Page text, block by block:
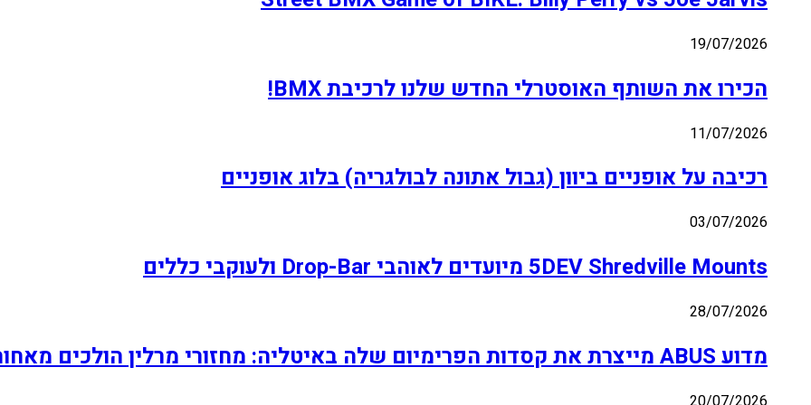
19/07/2026
הכירו את השותף האוסטרלי החדש שלנו לרכיבת BMX!
11/07/2026
רכיבה על אופניים ביוון (גבול אתונה לבולגריה) בלוג אופניים
03/07/2026
5DEV Shredville Mounts מיועדים לאוהבי Drop-Bar ולעוקבי כללים
28/07/2026
מדוע ABUS מייצרת את קסדות הפרימיום שלה באיטליה: מחזורי מרלין הולכים מאחורי הקלעים